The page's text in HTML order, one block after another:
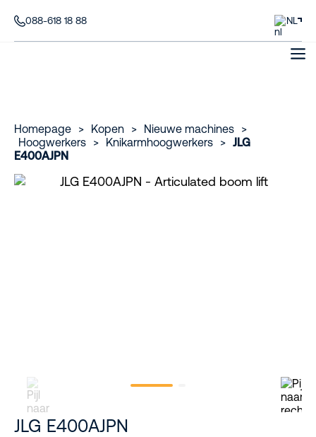
088-618 18 88 NL
Homepage > Kopen > Nieuwe machines
>
Hoogwerkers
> Knikarmhoogwerkers > JLG
E400AJPN
JLG E400AJPN